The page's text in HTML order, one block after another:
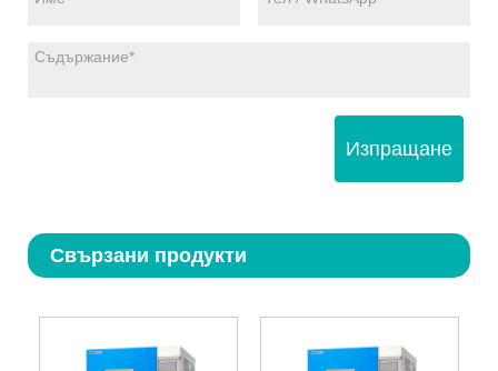
Изпращане
Свързани продукти